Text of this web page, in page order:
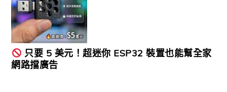
只要 5 美元！超迷你 ESP32 裝置也能幫全家
網路擋廣告